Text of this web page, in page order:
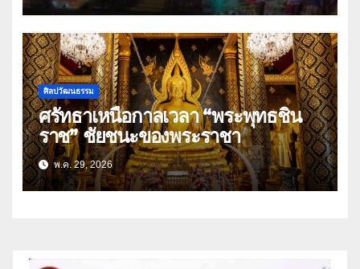
ศิลปวัฒนธรรม
ศรัทธาเหนือกาลเวลา “พระพุทธชิน
ราช” ชัยชนะของพระราชา
พ.ค. 29, 2026